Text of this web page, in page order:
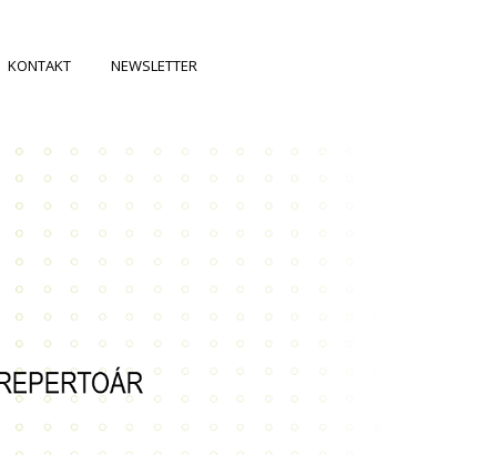
KONTAKT NEWSLETTER